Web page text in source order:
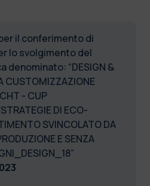
il conferimento di
lo svolgimento del
denominato: “DESIGN &
CUSTOMIZZAZIONE
- CUP
DI ECO-
SVINCOLATO DA
E SENZA